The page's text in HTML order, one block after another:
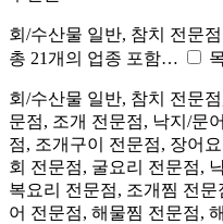
회/수산물 일반, 참치 전문
총 21개의 업종 포함…
회/수산물 일반, 참치 전문
문점, 조개 전문점, 낙지/문
점, 조개구이 전문점, 장어
회 전문점, 굴요리 전문점,
복요리 전문점, 조개찜 전
어 전문점, 해물찜 전문점,